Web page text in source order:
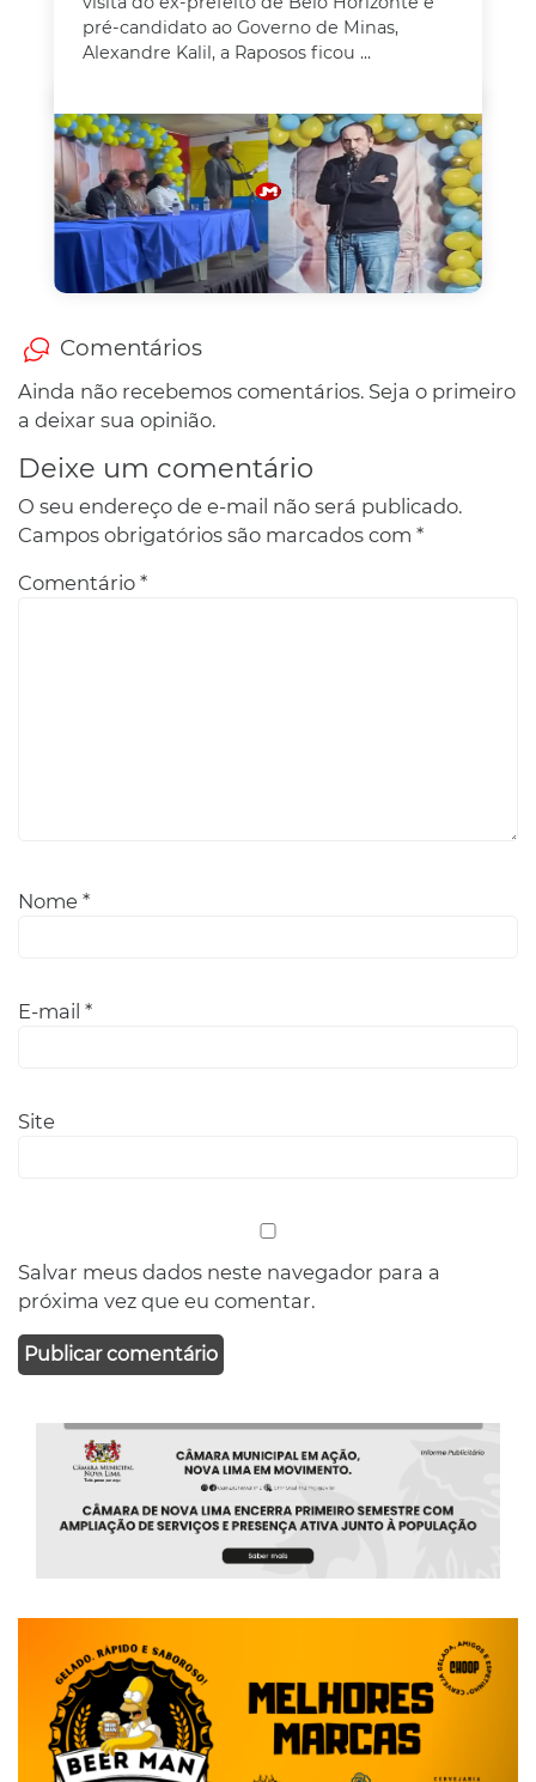
pré-candidato ao Governo de Minas,
Alexandre Kalil, a Raposos ficou ...
Comentários
Ainda não recebemos comentários. Seja o primeiro
a deixar sua opinião.
Deixe um comentário
O seu endereço de e-mail não será publicado.
Campos obrigatórios são marcados com *
Comentário *
Nome *
E-mail *
Site
Salvar meus dados neste navegador para a
próxima vez que eu comentar.